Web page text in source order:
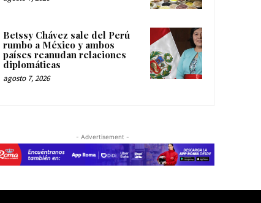
Betssy Chávez sale del Perú
rumbo a México y ambos
países reanudan relaciones
diplomáticas
agosto 7, 2026
- Advertisement -